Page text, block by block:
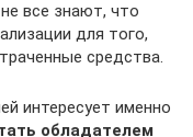
все знают, что
для того,
средства.
интересует именно
обладателем